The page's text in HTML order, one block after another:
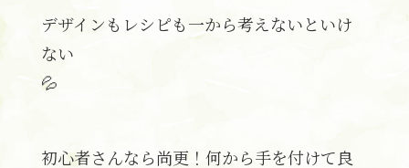
デザインもレシピも一から考えないといけ
ない
💦
初心者さんなら尚更！何から手を付けて良